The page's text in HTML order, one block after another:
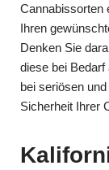
Cannabissorten
Ihren
Denken Sie
diese bei
bei seriösen
Sicherheit Ihrer